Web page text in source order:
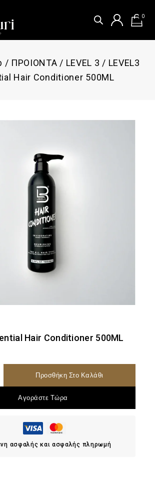
0
/ ΠΡΟΙΟΝΤΑ / LEVEL 3 / LEVEL3
Hair Conditioner 500ML
Hair Conditioner 500ML
Προσθήκη Στο Καλάθι
Αγοράστε Τώρα
ασφαλής και ασφαλής πληρωμή